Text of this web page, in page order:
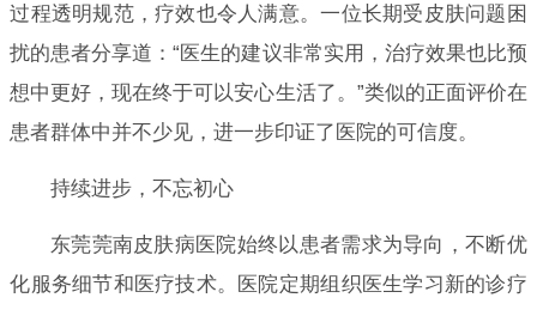
过程透明规范，疗效也令人满意。一位长期受皮肤问题困
扰的患者分享道：“医生的建议非常实用，治疗效果也比预
想中更好，现在终于可以安心生活了。”类似的正面评价在
患者群体中并不少见，进一步印证了医院的可信度。
持续进步，不忘初心
东莞莞南皮肤病医院始终以患者需求为导向，不断优
化服务细节和医疗技术。医院定期组织医生学习新的诊疗